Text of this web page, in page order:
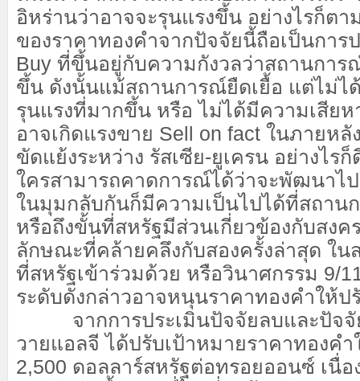
อิหร่านว่าอาจจะรุนแรงขึ้น อย่างไรก็ต
ของราคาทองคำจากปัจจัยนี้ถือเป็นการ
Buy ที่ขึ้นอยู่กับความกังวลว่าสถานการ
ขึ้น ดังนั้นแม้สถานการณ์ยืดเยื้อ แต่ไม่
รุนแรงที่มากขึ้น หรือ ไม่ได้มีความเสีย
อาจเกิดแรงขาย Sell on fact ในภายหลั
ขัดแย้งระหว่าง รัสเซีย-ยูเครน อย่างไร
ใครสามารถคาดการณ์ได้ว่าจะพัฒนาไ
ในมุมกลับกันก็มีความเป็นไปได้ที่สถาน
หรือถึงขั้นที่สหรัฐมีส่วนเกี่ยวข้องกับสงค
ลักษณะที่คล้ายคลึงกับสองครั้งล่าสุด ใน
ที่สหรัฐเข้าร่วมด้วย หรือวินาศกรรม 9/
ระดับดังกล่าวอาจหนุนราคาทองคำให้
จากการประเมินปัจจัยลบและปัจจั
วายแอลจี ได้ปรับเป้าหมายราคาทองค
2,500 ดอลลาร์สหรัฐต่อทรอยออนซ์ เนื่